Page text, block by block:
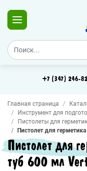
+7 (347) 246-
Главная страница
Инструмент для
Пистолеты для
Пистолет для
Пистолет для
туб 600 мл